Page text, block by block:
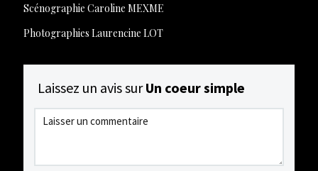
Scénographie Caroline MEXME
Photographies Laurencine LOT